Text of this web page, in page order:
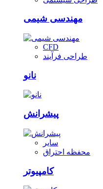
مهندسی شیمی
CFD
طراحی فرآیند
نانو
پیشرانش
سایر
محفظه احتراق
کامپیوتر